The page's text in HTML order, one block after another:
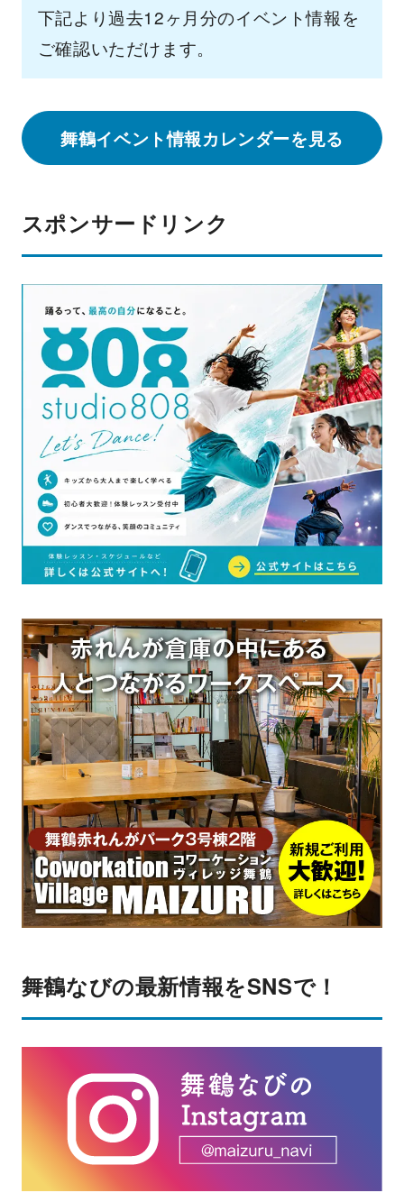
下記より過去12ヶ月分のイベント情報を
ご確認いただけます。
舞鶴イベント情報カレンダーを見る
スポンサードリンク
舞鶴なびの最新情報をSNSで！